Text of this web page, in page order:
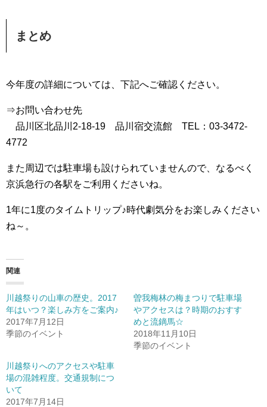
まとめ
今年度の詳細については、下記へご確認ください。
⇒お問い合わせ先
品川区北品川2-18-19 品川宿交流館 TEL：03-3472-
4772
また周辺では駐車場も設けられていませんので、なるべく
京浜急行の各駅をご利用くださいね。
1年に1度のタイムトリップ♪時代劇気分をお楽しみください
ね～。
関連
川越祭りの山車の歴史。2017
年はいつ？楽しみ方をご案内♪
2017年7月12日
季節のイベント
曽我梅林の梅まつりで駐車場
やアクセスは？時期のおすす
めと流鏑馬☆
2018年11月10日
季節のイベント
川越祭りへのアクセスや駐車
場の混雑程度。交通規制につ
いて
2017年7月14日